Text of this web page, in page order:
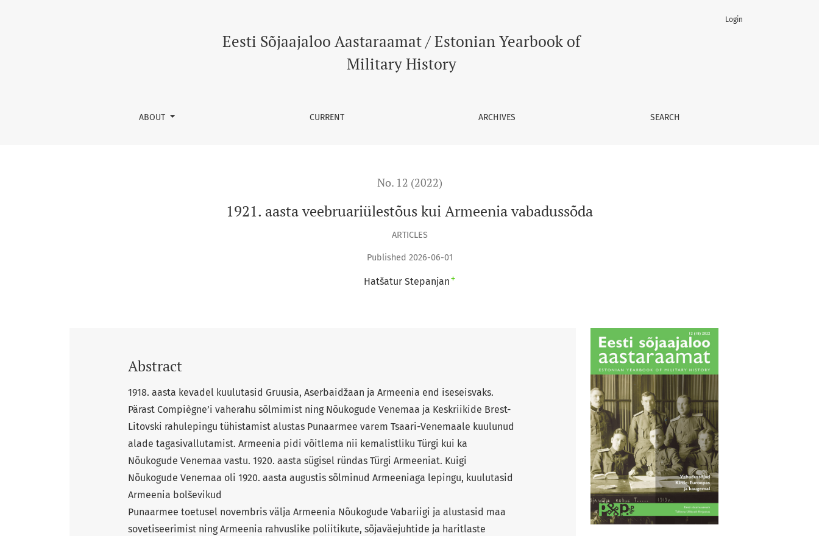
Eesti Sõjaajaloo Aastaraamat / Estonian Yearbook of
Military History
ABOUT CURRENT ARCHIVES SEARCH
Login
No. 12 (2022)
1921. aasta veebruariülestõus kui Armeenia vabadussõda
ARTICLES
Published 2026-06-01
Hatšatur Stepanjan +
Abstract
1918. aasta kevadel kuulutasid Gruusia, Aserbaidžaan ja Armeenia end iseseisvaks.
Pärast Compiègne’i vaherahu sõlmimist ning Nõukogude Venemaa ja Keskriikide Brest-
Litovski rahulepingu tühistamist alustas Punaarmee varem Tsaari-Venemaale kuulunud
alade tagasivallutamist. Armeenia pidi võitlema nii kemalistliku Türgi kui ka
Nõukogude Venemaa vastu. 1920. aasta sügisel ründas Türgi Armeeniat. Kuigi
Nõukogude Venemaa oli 1920. aasta augustis sõlminud Armeeniaga lepingu, kuulutasid
Armeenia bolševikud
Punaarmee toetusel novembris välja Armeenia Nõukogude Vabariigi ja alustasid maa
sovetiseerimist ning Armeenia rahvuslike poliitikute, sõjaväejuhtide ja haritlaste